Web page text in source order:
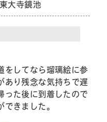
東大寺鏡池
をしてなら瑠璃絵に参
あり残念な気持ちで遅
った後に到着したので
きました。